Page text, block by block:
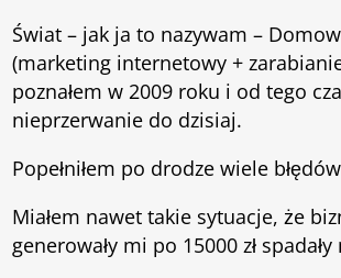
Świat – jak ja to nazywam –
(marketing internetowy+
poznałem w 2009 roku i od tego
nieprzerwanie do dzisiaj.
Popełniłem po drodze wiele
Miałem nawet takie sytuacje, że
generowały mi po 15000 zł spadały